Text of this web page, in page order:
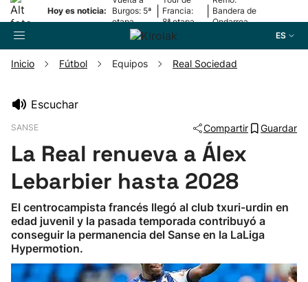
Hoy es noticia:
Burgos: 5ª
etapa
Francia:
8ª etapa
Bandera de
Ondarroa
ES
Pelota
Remo
Baloncesto
Inicio Fútbol Equipos Real Sociedad
Escuchar
SANSE Compartir Guardar
La Real renueva a Álex
Lebarbier hasta 2028
El centrocampista francés llegó al club txuri-urdin en
edad juvenil y la pasada temporada contribuyó a
conseguir la permanencia del Sanse en la LaLiga
Hypermotion.